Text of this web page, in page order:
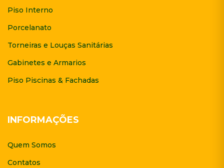
Piso Interno
Porcelanato
Torneiras e Louças Sanitárias
Gabinetes e Armarios
Piso Piscinas & Fachadas
INFORMAÇÕES
Quem Somos
Contatos